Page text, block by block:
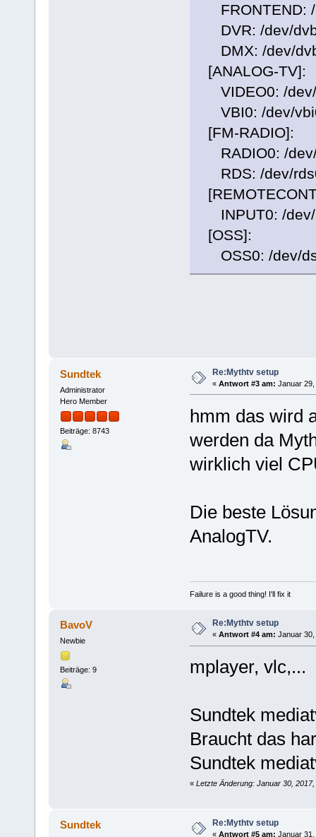
FRONTEND: /
DVR: /dev/
DMX: /dev/
[ANALOG-TV]:
VIDEO0: /
VBI0: /dev/
[FM-RADIO]:
RADIO0: /
RDS: /dev/
INPUT0: /dev/
[OSS]:
OSS0: /dev/
Sundtek
Administrator
Hero Member
Beiträge: 8743
Re:Mythtv setup
« Antwort #3 am: Januar 29,
hmm das wird
werden da
wirklich viel
Die beste
AnalogTV.
Failure is a good thing! I'll fix it
BavoV
Newbie
Beiträge: 9
Re:Mythtv setup
« Antwort #4 am: Januar 30,
mplayer,
Sundtek
Braucht das
Sundtek
« Letzte Änderung: Januar 30,
Sundtek Re:Mythtv setup
« Antwort #5 am: Januar